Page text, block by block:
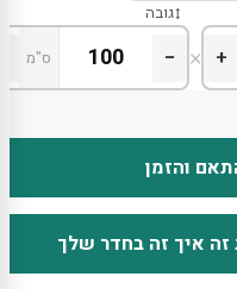
+
×
גובה
− ס"מ
והזמן
איך זה בחדר שלך